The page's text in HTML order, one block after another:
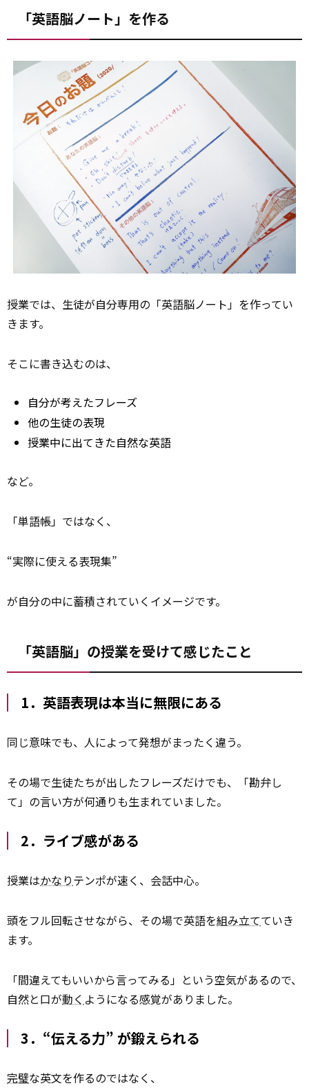
「英語脳ノート」を作る
授業では、生徒が自分専用の「英語脳ノート」を作ってい
きます。
そこに書き込むのは、
自分が考えたフレーズ
他の生徒の表現
授業中に出てきた自然な英語
など。
「単語帳」ではなく、
“実際に使える表現集”
が自分の中に蓄積されていくイメージです。
「英語脳」の授業を受けて感じたこと
1．英語表現は本当に無限にある
同じ意味でも、人によって発想がまったく違う。
その場で生徒たちが出したフレーズだけでも、「勘弁し
て」の言い方が何通りも生まれていました。
2．ライブ感がある
授業はかなりテンポが速く、会話中心。
頭をフル回転させながら、その場で英語を組み立てていき
ます。
「間違えてもいいから言ってみる」という空気があるので、
自然と口が動く ようになる感覚がありました。
3．“伝える力” が鍛えられる
完璧な英文を作るのではなく、